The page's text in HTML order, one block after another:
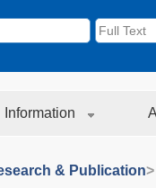
Information
& Publication